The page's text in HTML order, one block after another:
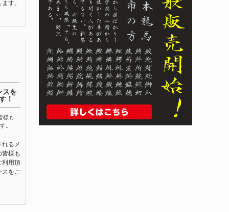
す。
スを
！
様も
。
るメ
様も
利用頂
スをご